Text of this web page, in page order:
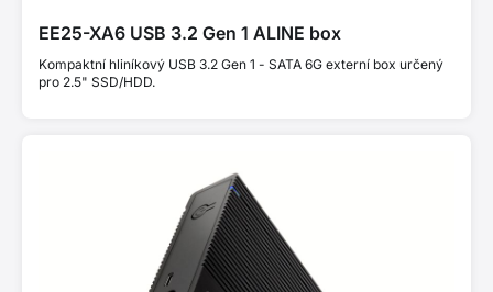
EE25-XA6 USB 3.2 Gen 1 ALINE box
Kompaktní hliníkový USB 3.2 Gen 1 - SATA 6G externí box určený
pro 2.5" SSD/HDD.